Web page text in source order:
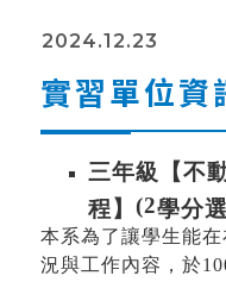
2024.12.23
實習單位資
三年級【不
程】 (2學分
本系為了讓學生能
況與工作內容，於